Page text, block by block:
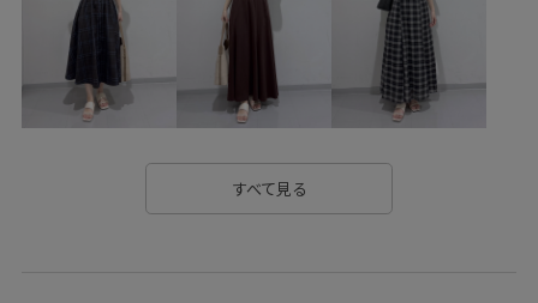
トレンド感 バランスが良い バルーンスカート
パンツ パール フリル リネン
リブ ワンピース 上品 伸縮性 優雅 光沢感
旬のスタイリング
柔らかいはき心地 機能素材
すべて見る